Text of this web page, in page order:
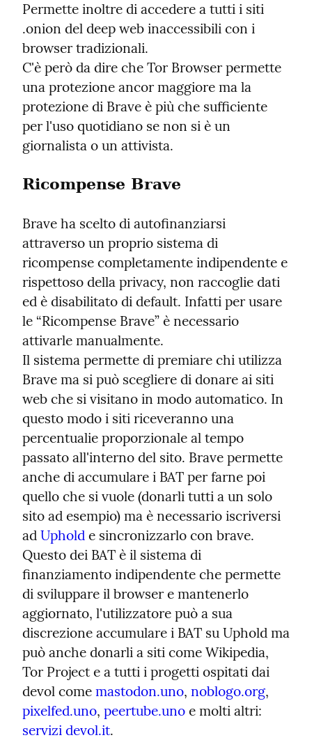
Permette inoltre di accedere a tutti i siti
.onion del deep web inaccessibili con i
browser tradizionali.
C'è però da dire che Tor Browser permette
una protezione ancor maggiore ma la
protezione di Brave è più che sufficiente
per l'uso quotidiano se non si è un
giornalista o un attivista.
Ricompense Brave
Brave ha scelto di autofinanziarsi
attraverso un proprio sistema di
ricompense completamente indipendente e
rispettoso della privacy, non raccoglie dati
ed è disabilitato di default. Infatti per usare
le “Ricompense Brave” è necessario
attivarle manualmente.
Il sistema permette di premiare chi utilizza
Brave ma si può scegliere di donare ai siti
web che si visitano in modo automatico. In
questo modo i siti riceveranno una
percentualie proporzionale al tempo
passato all'interno del sito. Brave permette
anche di accumulare i BAT per farne poi
quello che si vuole (donarli tutti a un solo
sito ad esempio) ma è necessario iscriversi
ad Uphold e sincronizzarlo con brave.
Questo dei BAT è il sistema di
finanziamento indipendente che permette
di sviluppare il browser e mantenerlo
aggiornato, l'utilizzatore può a sua
discrezione accumulare i BAT su Uphold ma
può anche donarli a siti come Wikipedia,
Tor Project e a tutti i progetti ospitati dai
devol come mastodon.uno, noblogo.org
pixelfed.uno, peertube.uno
servizi devol.it.